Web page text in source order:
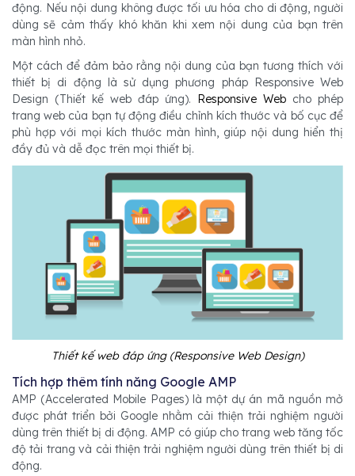
động. Nếu nội dung không được tối ưu hóa cho di động, người
dùng sẽ cảm thấy khó khăn khi xem nội dung của bạn trên
màn hình nhỏ.
Một cách để đảm bảo rằng nội dung của bạn tương thích với
thiết bị di động là sử dụng phương pháp Responsive Web
Design (Thiết kế web đáp ứng). Responsive Web cho phép
trang web của bạn tự động điều chỉnh kích thước và bố cục để
phù hợp với mọi kích thước màn hình, giúp nội dung hiển thị
đầy đủ và dễ đọc trên mọi thiết bị.
Thiết kế web đáp ứng (Responsive Web Design)
Tích hợp thêm tính năng Google AMP
AMP (Accelerated Mobile Pages) là một dự án mã nguồn mở
được phát triển bởi Google nhằm cải thiện trải nghiệm người
dùng trên thiết bị di động. AMP có giúp cho trang web tăng tốc
độ tải trang và cải thiện trải nghiệm người dùng trên thiết bị di
động.